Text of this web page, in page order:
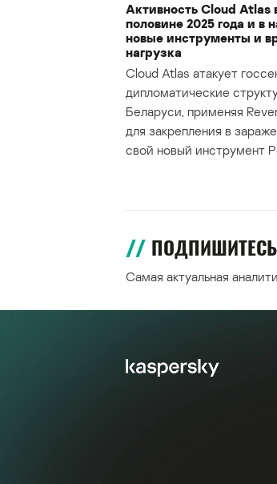
Активность Cloud Atlas
половине 2025 года и в
новые инструменты и
нагрузка
Cloud Atlas атакует
дипломатические
Беларуси, применяя
для закрепления в
свой новый инструмент
Самая актуальная